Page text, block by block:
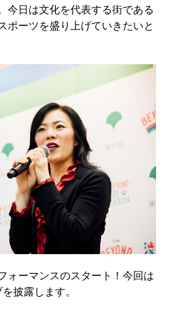
今日は文化を代表する街である
ポーツを盛り上げていきたいと
ォーマンスのスタート！今回は
披露します。